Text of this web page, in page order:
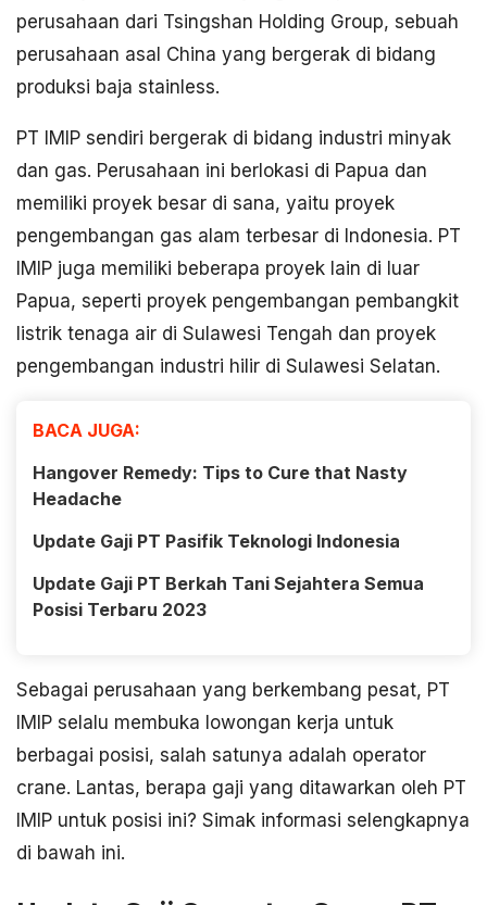
perusahaan dari Tsingshan Holding Group, sebuah
perusahaan asal China yang bergerak di bidang
produksi baja stainless.
PT IMIP sendiri bergerak di bidang industri minyak
dan gas. Perusahaan ini berlokasi di Papua dan
memiliki proyek besar di sana, yaitu proyek
pengembangan gas alam terbesar di Indonesia. PT
IMIP juga memiliki beberapa proyek lain di luar
Papua, seperti proyek pengembangan pembangkit
listrik tenaga air di Sulawesi Tengah dan proyek
pengembangan industri hilir di Sulawesi Selatan.
BACA JUGA:
Hangover Remedy: Tips to Cure that Nasty
Headache
Update Gaji PT Pasifik Teknologi Indonesia
Update Gaji PT Berkah Tani Sejahtera Semua
Posisi Terbaru 2023
Sebagai perusahaan yang berkembang pesat, PT
IMIP selalu membuka lowongan kerja untuk
berbagai posisi, salah satunya adalah operator
crane. Lantas, berapa gaji yang ditawarkan oleh PT
IMIP untuk posisi ini? Simak informasi selengkapnya
di bawah ini.